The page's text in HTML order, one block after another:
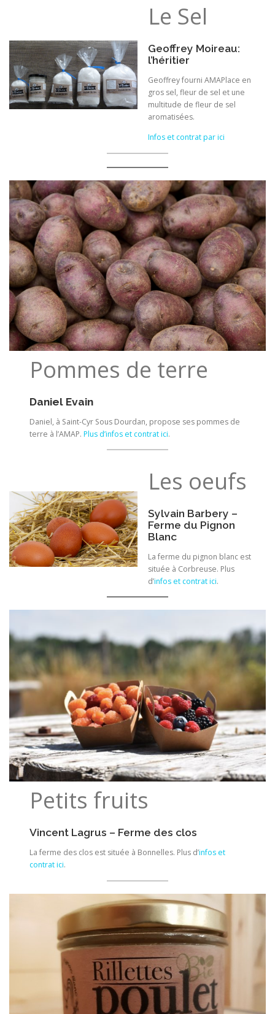
Le Sel
Geoffrey Moireau:
l’héritier
Geoffrey fourni AMAPlace en
gros sel, fleur de sel et une
multitude de fleur de sel
aromatisées.
Infos et contrat par ici
Pommes de terre
Daniel Evain
Daniel, à Saint-Cyr Sous Dourdan, propose ses pommes de
terre à l’AMAP.Plus d’infos et contrat ici.
Les oeufs
Sylvain Barbery –
Ferme du Pignon
Blanc
La ferme du pignon blanc est
située à Corbreuse. Plus
d’infos et contrat ici.
Petits fruits
Vincent Lagrus – Ferme des clos
La ferme des clos est située à Bonnelles. Plus d’infos et
contrat ici.